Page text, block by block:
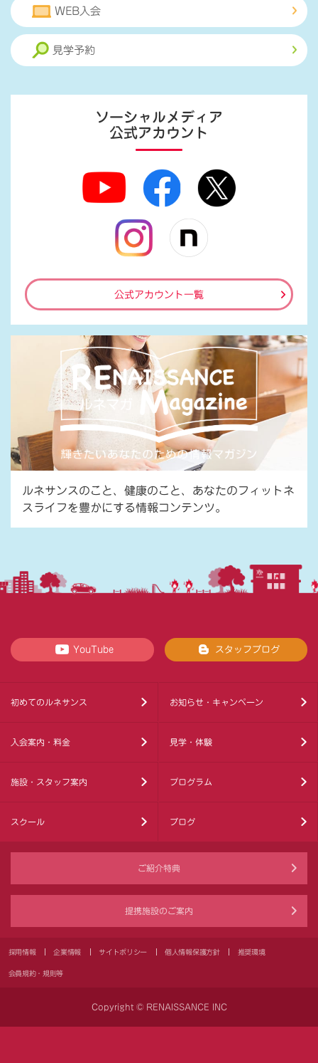
WEB入会
見学予約
ソーシャルメディア
公式アカウント
公式アカウント一覧
ルネサンスのこと、健康のこと、あなたのフィットネ
スライフを豊かにする情報コンテンツ。
YouTube スタッフブログ
初めてのルネサンス お知らせ・キャンペーン
入会案内・料金 見学・体験
施設・スタッフ案内 プログラム
スクール ブログ
ご紹介特典
提携施設のご案内
採用情報 企業情報 サイトポリシー 個人情報保護方針 推奨環境
会員規約・規則等
Copyright © RENAISSANCE INC